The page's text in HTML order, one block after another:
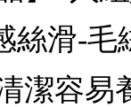
絲滑-毛
潔容易